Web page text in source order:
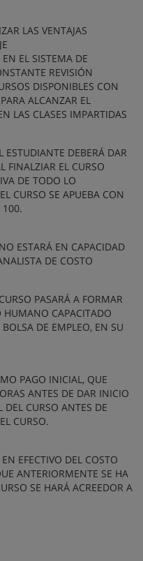
LAS VENTAJAS
EL SISTEMA DE
REVISIÓN
DISPONIBLES CON
ALCANZAR EL
LAS CLASES IMPARTIDAS
ESTUDIANTE DEBERÁ DAR
FINALZIAR EL CURSO
DE TODO LO
CURSO SE APUEBA CON
100.
ESTARÁ EN CAPACIDAD
DE COSTO
PASARÁ A FORMAR
HUMANO CAPACITADO
DE EMPLEO, EN SU
PAGO INICIAL, QUE
ANTES DE DAR INICIO
CURSO ANTES DE
CURSO.
EFECTIVO DEL COSTO
ANTERIORMENTE SE HA
SE HARÁ ACREEDOR A